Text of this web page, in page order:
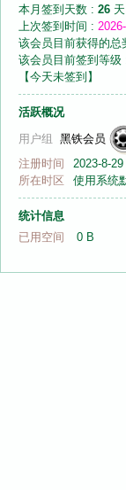
本月签到天数 : 26 天
上次签到时间 :
该会员目前获得的总
该会员目前签到等级
【今天未签到 】
活跃概况
用户组 黑铁会员
注册时间
2023-8-
所在时区
使用系统
统计信息
已用空间
0 B